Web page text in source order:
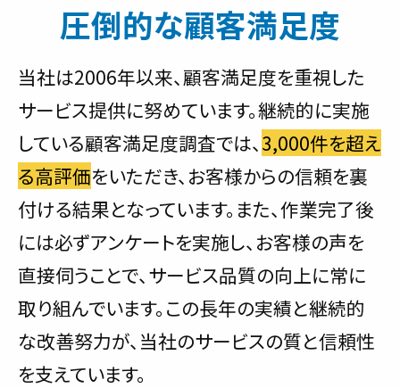
圧倒的な顧客満足度
当社は2006年以来、顧客満足度を重視した
サービス提供に努めています。継続的に実施
している顧客満足度調査では、 3,000件を超え
る高評価をいただき、お客様からの信頼を裏
付ける結果となっています。また、作業完了後
には必ずアンケートを実施し、お客様の声を
直接伺うことで、サービス品質の向上に常に
取り組んでいます。この長年の実績と継続的
な改善努力が、当社のサービスの質と信頼性
を支えています。